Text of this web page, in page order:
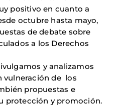
positivo en cuanto a
octubre hasta mayo,
de debate sobre
a los Derechos
y analizamos
vulneración de los
propuestas e
protección y promoción.